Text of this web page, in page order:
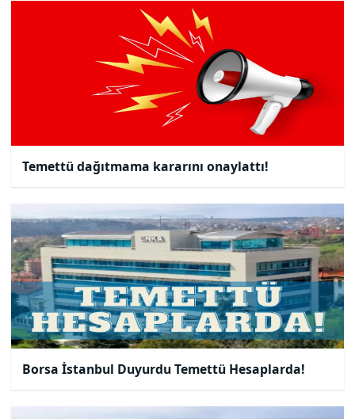
Temettü dağıtmama kararını onaylattı!
Borsa İstanbul Duyurdu Temettü Hesaplarda!